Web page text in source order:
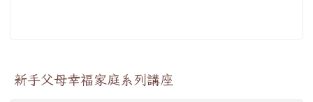
新手父母幸福家庭系列講座